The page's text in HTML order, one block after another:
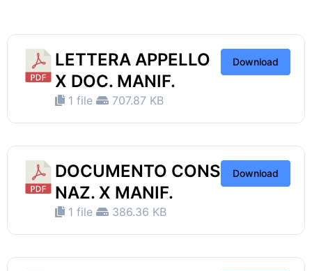
LETTERA APPELLO
X DOC. MANIF.
1 file 707.87 KB
Download
DOCUMENTO CONS
NAZ. X MANIF.
1 file 386.36 KB
Download